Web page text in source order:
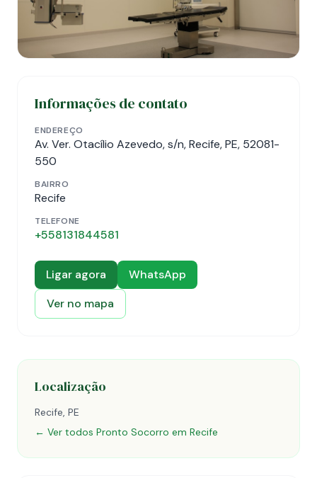
Informações de contato
ENDEREÇO
Av. Ver. Otacílio Azevedo, s/n, Recife, PE, 52081-
550
BAIRRO
Recife
TELEFONE
+558131844581
Ligar agora
WhatsApp
Ver no mapa
Localização
Recife, PE
← Ver todos Pronto Socorro em Recife